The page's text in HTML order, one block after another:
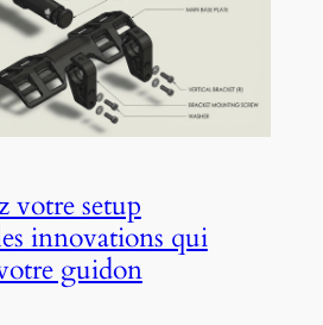
votre setup
innovations qui
guidon